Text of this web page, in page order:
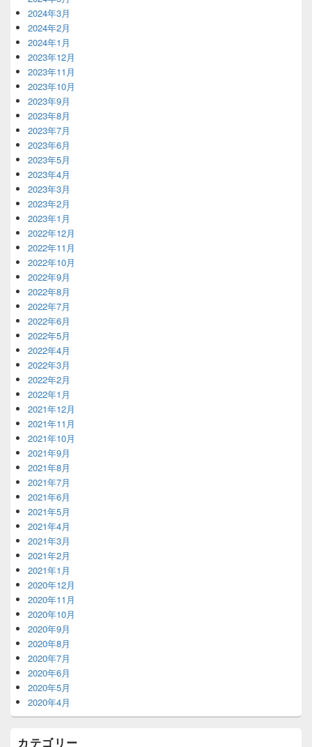
2024年3月
2024年2月
2024年1月
2023年12月
2023年11月
2023年10月
2023年9月
2023年8月
2023年7月
2023年6月
2023年5月
2023年4月
2023年3月
2023年2月
2023年1月
2022年12月
2022年11月
2022年10月
2022年9月
2022年8月
2022年7月
2022年6月
2022年5月
2022年4月
2022年3月
2022年2月
2022年1月
2021年12月
2021年11月
2021年10月
2021年9月
2021年8月
2021年7月
2021年6月
2021年5月
2021年4月
2021年3月
2021年2月
2021年1月
2020年12月
2020年11月
2020年10月
2020年9月
2020年8月
2020年7月
2020年6月
2020年5月
2020年4月
カテゴリー